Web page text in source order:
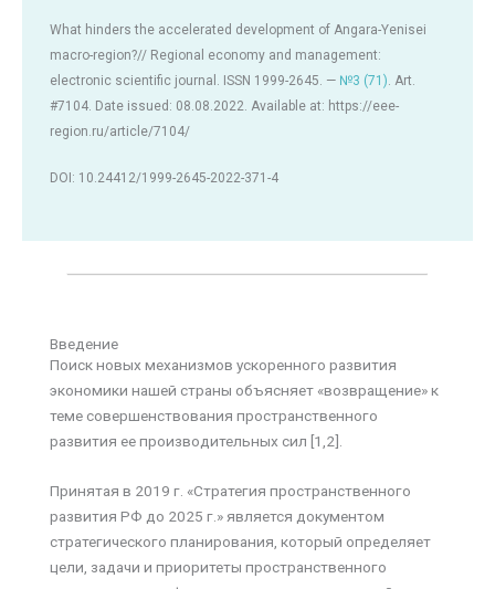
What hinders the accelerated development of Angara-Yenisei
macro-region?// Regional economy and management:
electronic scientific journal. ISSN 1999-2645. — №3 (71). Art.
#7104. Date issued: 08.08.2022. Available at: https://eee-
region.ru/article/7104/
DOI: 10.24412/1999-2645-2022-371-4
Введение
Поиск новых механизмов ускоренного развития
экономики нашей страны объясняет «возвращение» к
теме совершенствования пространственного
развития ее производительных сил [1,2].
Принятая в 2019 г. «Стратегия пространственного
развития РФ до 2025 г.» является документом
стратегического планирования, который определяет
цели, задачи и приоритеты пространственного